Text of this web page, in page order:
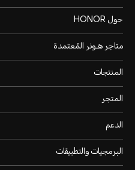
حول HONOR
متاجر هـونر المُعتمدة
المنتجات
المتجر
الدعم
البرمجيات والتطبيقات